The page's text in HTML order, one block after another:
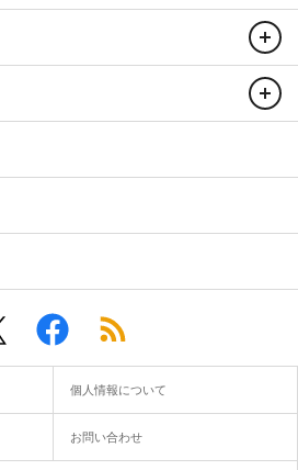
個人情報について
お問い合わせ